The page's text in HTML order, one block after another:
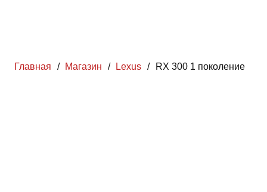
Главная / Магазин / Lexus / RX 300 1 поколение